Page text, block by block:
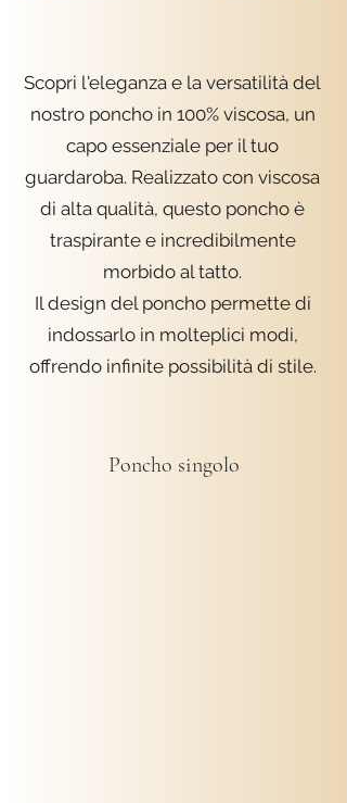
Scopri l'eleganza e la versatilità del
nostro poncho in 100% viscosa, un
capo essenziale per il tuo
guardaroba. Realizzato con viscosa
di alta qualità, questo poncho è
traspirante e incredibilmente
morbido al tatto.
Il design del poncho permette di
indossarlo in molteplici modi,
offrendo infinite possibilità di stile.
Poncho singolo